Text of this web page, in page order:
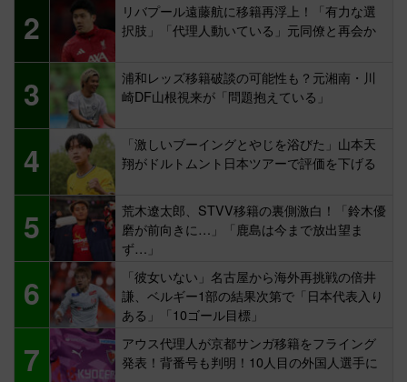
2
リバプール遠藤航に移籍再浮上！「有力な選
択肢」「代理人動いている」元同僚と再会か
3
浦和レッズ移籍破談の可能性も？元湘南・川
崎DF山根視来が「問題抱えている」
4
「激しいブーイングとやじを浴びた」山本天
翔がドルトムント日本ツアーで評価を下げる
5
荒木遼太郎、STVV移籍の裏側激白！「鈴木優
磨が前向きに…」「鹿島は今まで放出望ま
ず…」
6
「彼女いない」名古屋から海外再挑戦の倍井
謙、ベルギー1部の結果次第で「日本代表入り
ある」「10ゴール目標」
7
アウス代理人が京都サンガ移籍をフライング
発表！背番号も判明！10人目の外国人選手に